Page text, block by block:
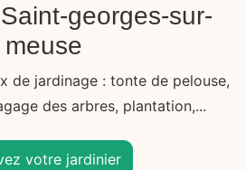
georges-sur-
meuse
de jardinage : tonte de pelouse,
des arbres, plantation,...
votre jardinier